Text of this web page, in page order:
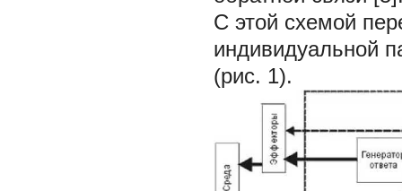
С этой схемой
индивидуальной
(рис. 1).